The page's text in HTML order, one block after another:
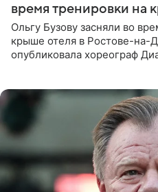
время тренировки на
Ольгу Бузову засняли во
крыше отеля в Ростове-на-
опубликовала хореограф